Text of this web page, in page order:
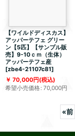
【ワイルドディスカス】
アッパーテフェ グリー
ン【5匹】【サンプル販
売】9-10ｃｍ（生体）
アッパーテフェ産
[zbe4-21107c81]
70,000円(税込)
希望小売価格: 70,000円
«前